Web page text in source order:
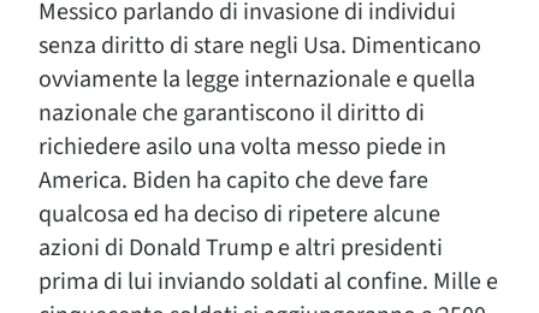
Messico parlando di invasione di individui
senza diritto di stare negli Usa. Dimenticano
ovviamente la legge internazionale e quella
nazionale che garantiscono il diritto di
richiedere asilo una volta messo piede in
America. Biden ha capito che deve fare
qualcosa ed ha deciso di ripetere alcune
azioni di Donald Trump e altri presidenti
prima di lui inviando soldati al confine. Mille e